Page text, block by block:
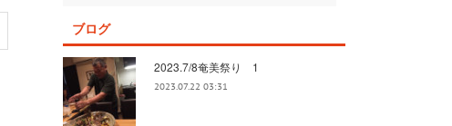
ブログ
2023.7/8奄美祭り 1
2023.07.22 03:31